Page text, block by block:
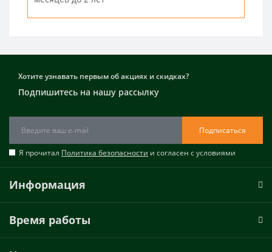
Хотите узнавать первым об акциях и скидках?
Подпишитесь на нашу рассылку
Подписаться
Я прочитал Политика безопасности и согласен с условиями
Информация
Время работы